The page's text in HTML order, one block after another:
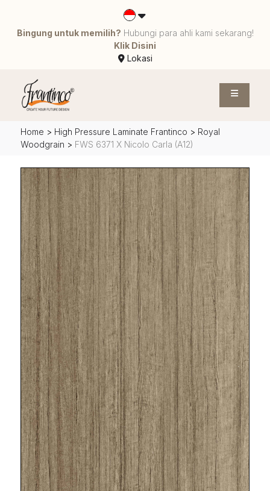
Bingung untuk memilih? Hubungi para ahli kami sekarang!
Klik Disini
Lokasi
Home > High Pressure Laminate Frantinco > Royal
Woodgrain > FWS 6371 X Nicolo Carla (A12)